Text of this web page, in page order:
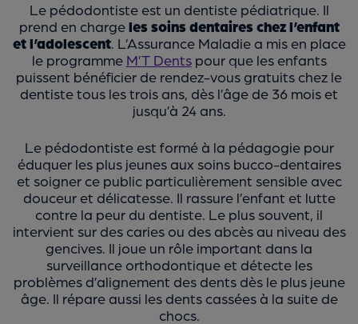
Le pédodontiste est un dentiste pédiatrique. Il
prend en chargeles soins dentaires chez l’enfant
et l’adolescent. L’Assurance Maladie a mis en place
le programme M’T Dentspour que les enfants
puissent bénéficier de rendez-vous gratuits chez le
dentiste tous les trois ans, dès l’âge de 36 mois et
jusqu’à 24 ans.
Le pédodontiste est formé à la pédagogie pour
éduquer les plus jeunes aux soins bucco-dentaires
et soigner ce public particulièrement sensible avec
douceur et délicatesse. Il rassure l’enfant et lutte
contre la peur du dentiste. Le plus souvent, il
intervient sur des caries ou des abcès au niveau des
gencives. Il joue un rôle important dans la
surveillance orthodontique et détecte les
problèmes d’alignement des dents dès le plus jeune
âge. Il répare aussi les dents cassées à la suite de
chocs.